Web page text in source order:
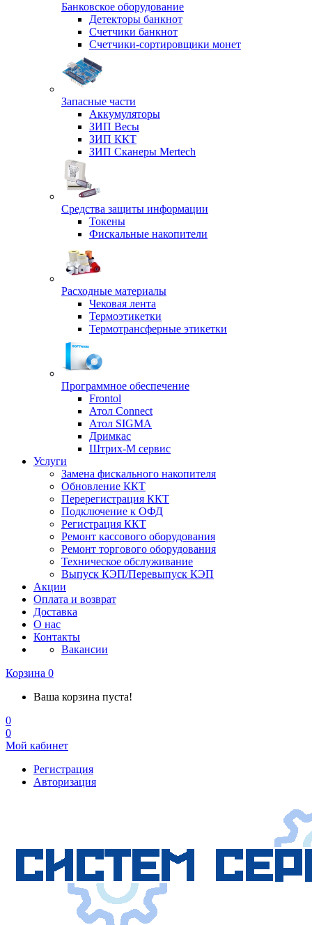
Банковское оборудование
Детекторы банкнот
Счетчики банкнот
Счетчики-сортировщики монет
Запасные части
Аккумуляторы
ЗИП Весы
ЗИП ККТ
ЗИП Сканеры Mertech
Средства защиты информации
Токены
Фискальные накопители
Расходные материалы
Чековая лента
Термоэтикетки
Термотрансферные этикетки
Программное обеспечение
Frontol
Атол Connect
Атол SIGMA
Дримкас
Штрих-М сервис
Услуги
Замена фискального накопителя
Обновление ККТ
Перерегистрация ККТ
Подключение к ОФД
Регистрация ККТ
Ремонт кассового оборудования
Ремонт торгового оборудования
Техническое обслуживание
Выпуск КЭП/Перевыпуск КЭП
Акции
Оплата и возврат
Доставка
О нас
Контакты
Вакансии
Корзина 0
Ваша корзина пуста!
0
0
Мой кабинет
Регистрация
Авторизация